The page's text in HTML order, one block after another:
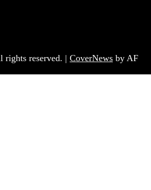
reserved. | CoverNews by AF